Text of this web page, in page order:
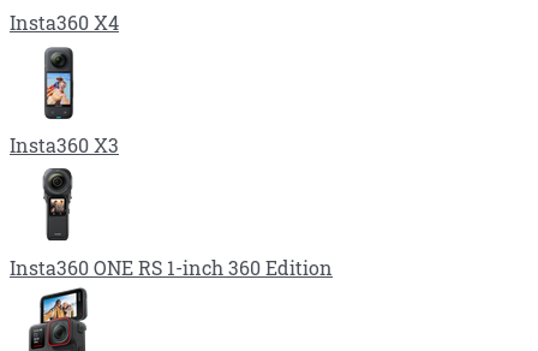
Insta360 X4
Insta360 X3
Insta360 ONE RS 1-inch 360 Edition